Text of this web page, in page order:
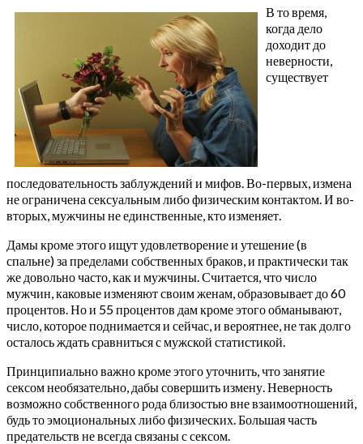
В то время,
когда дело
доходит до
неверности,
существует
последовательность заблуждений и мифов. Во-первых, измена
не ограничена сексуальным либо физическим контактом. И во-
вторых, мужчины не единственные, кто изменяет.
Дамы кроме этого ищут удовлетворение и утешение (в
спальне) за пределами собственных браков, и практически так
же довольно часто, как и мужчины. Считается, что число
мужчин, каковые изменяют своим женам, образовывает до 60
процентов. Но и 55 процентов дам кроме этого обманывают,
число, которое поднимается и сейчас, и вероятнее, не так долго
осталось ждать сравниться с мужской статистикой.
Принципиально важно кроме этого уточнить, что занятие
сексом необязательно, дабы совершить измену. Неверность
возможно собственного рода близостью вне взаимоотношений,
будь то эмоциональных либо физических. Большая часть
предательств не всегда связаны с сексом.